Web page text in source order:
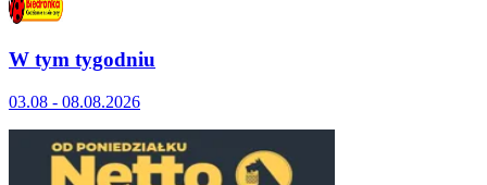
W tym tygodniu
03.08 - 08.08.2026